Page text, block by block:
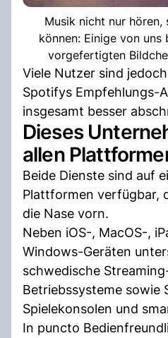
Musik nicht nur hören,
können: Einige von uns
vorgefertigten
Viele Nutzer sind
Spotifys Empfehlungs-
insgesamt besser
Dieses
allen
Beide Dienste sind auf
Plattformen verfügbar,
die Nase vorn.
Neben iOS-, MacOS-,
Windows-Geräten
schwedische
Betriebssysteme sowie
Spielekonsolen und
In puncto